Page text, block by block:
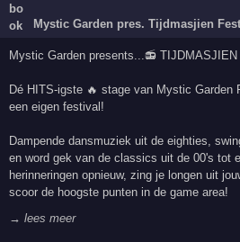
Mystic Garden pres. Tijdmasjien
Mystic Garden presents...📻 TIJDMASJIEN
Dé HITS-igste 🔥 stage van Mystic Garden
een eigen festival!
Dampende dansmuziek uit de eighties,
en word gek van de classics uit de 00's tot
herinneringen opnieuw, zing je longen uit
scoor de hoogste punten in de game area!
→ lees meer